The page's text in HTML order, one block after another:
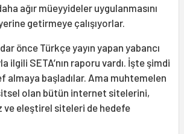
ağır müeyyideler uygulanmasını
getirmeye çalışıyorlar.
önce Türkçe yayın yapan yabancı
ilgili SETA’nın raporu vardı. İşte şimdi
almaya başladılar. Ama muhtemelen
olan bütün internet sitelerini,
ve eleştirel siteleri de hedefe